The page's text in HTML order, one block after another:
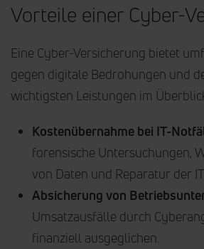
Vorteile einer Cyber-
Eine Cyber-Versicherung bietet
gegen digitale Bedrohungen und
wichtigsten Leistungen im
Kostenübernahme bei IT-
forensische Untersuchungen,
von Daten und Reparatur der
Absicherung von
Umsatzausfälle durch
finanziell ausgeglichen.